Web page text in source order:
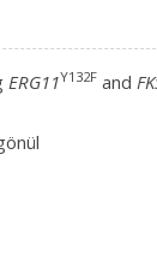
ERG11Y132F and